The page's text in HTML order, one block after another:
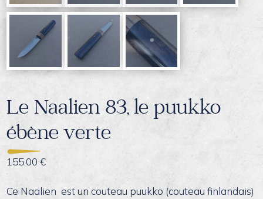
Le Naalien 83, le puukko
ébène verte
155.00€
Ce Naalien est un couteau puukko (couteau finlandais)